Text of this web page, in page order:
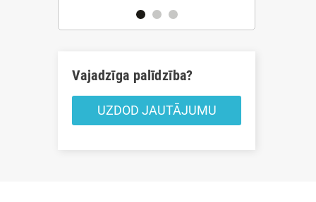
Vajadzīga palīdzība?
UZDOD JAUTĀJUMU